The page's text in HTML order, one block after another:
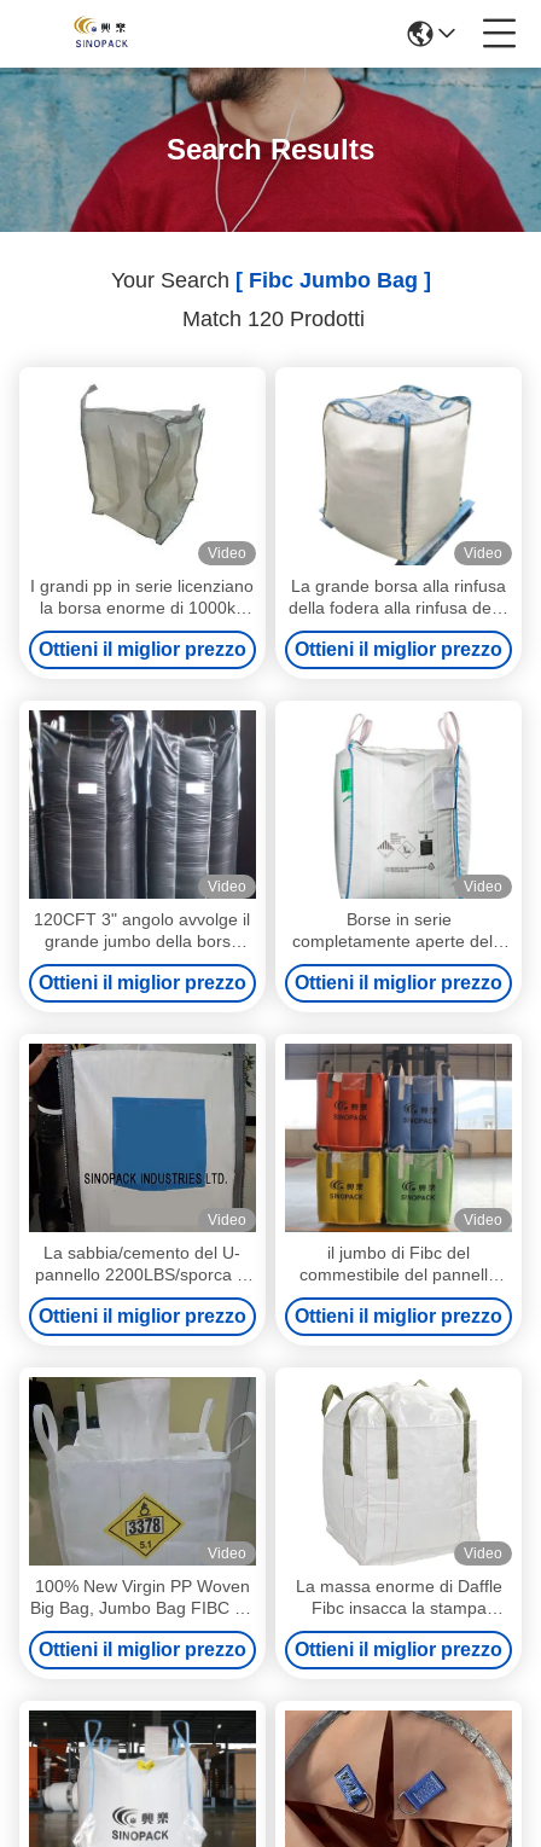
Search Results
Your Search [ Fibc Jumbo Bag ]
Match 120 Prodotti
Video
I grandi pp in serie licenziano
la borsa enorme di 1000kg
FIBC per cemento
Ottieni il miglior prezzo
Video
La grande borsa alla rinfusa
della fodera alla rinfusa della
borsa del risparmiatore dello
spazio del deflettore ha usato
il polipropilene enorme della
Ottieni il miglior prezzo
Video
120CFT 3" angolo avvolge il
grande jumbo della borsa
FIBC insacca non rivestito
con la fodera del PE
Ottieni il miglior prezzo
Video
Borse in serie
completamente aperte della
cima 500KG pp di CPTC,
borse enormi di Fibc
Ottieni il miglior prezzo
Video
La sabbia/cemento del U-
pannello 2200LBS/sporca la
borsa enorme di FIBC,
fattore di sicurezza 5-1
Ottieni il miglior prezzo
Video
il jumbo di Fibc del
commestibile del pannello
2860lbs 4 insacca il
polipropilene non rivestito
6OZ
Ottieni il miglior prezzo
Video
100% New Virgin PP Woven
Big Bag, Jumbo Bag FIBC for
Cement, Lime, Salt, Iron Ore,
Silica
Ottieni il miglior prezzo
Video
La massa enorme di Daffle
Fibc insacca la stampa
sottoposta agli UV di BOPP
Ottieni il miglior prezzo